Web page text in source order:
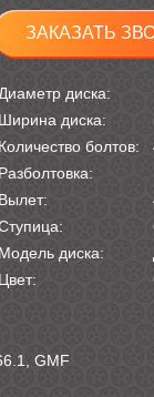
ЗАКАЗАТЬ
диска:
Ширина диска:
Количество болтов:
Разболтовка:
Вылет:
Модель диска:
Цвет:
GMF